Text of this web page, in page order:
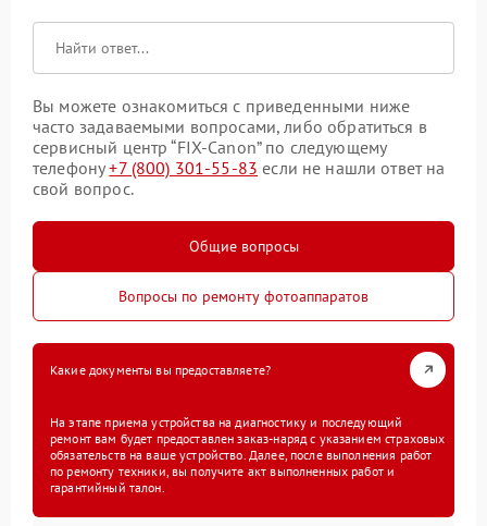
Вы можете ознакомиться с приведенными ниже
часто задаваемыми вопросами, либо обратиться в
сервисный центр “FIX-Canon” по следующему
телефону+7 (800) 301-55-83 если не нашли ответ на
свой вопрос.
Общие вопросы
Вопросы по ремонту фотоаппаратов
Какие документы вы предоставляете?
На этапе приема устройства на диагностику и последующий
ремонт вам будет предоставлен заказ-наряд с указанием страховых
обязательств на ваше устройство. Далее, после выполнения работ
по ремонту техники, вы получите акт выполненных работ и
гарантийный талон.